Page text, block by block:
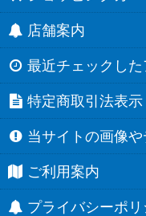
店舗案内
最近チェックした
特定商取引法表示
当サイトの画像
ご利用案内
プライバシーポリ